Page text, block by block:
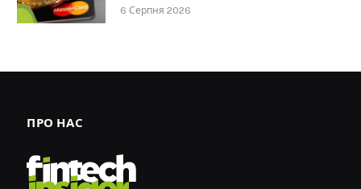
6 Серпня 2026
ПРО НАС